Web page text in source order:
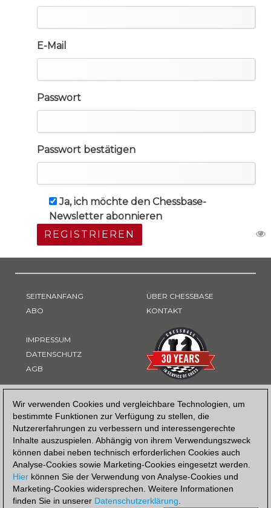
Wir verwenden Cookies und vergleichbare Technologien, um
bestimmte Funktionen zur Verfügung zu stellen, die
Nutzererfahrungen zu verbessern und interessengerechte
Inhalte auszuspielen. Abhängig von ihrem Verwendungszweck
können dabei neben technisch erforderlichen Cookies auch
Analyse-Cookies sowie Marketing-Cookies eingesetzt werden.
Hier können Sie der Verwendung von Analyse-Cookies und
Marketing-Cookies widersprechen. Weitere Informationen
finden Sie in unserer Datenschutzerklärung.
E-Mail
Passwort
Passwort bestätigen
Ja, ich möchte den Chessbase-
Newsletter abonnieren
REGISTRIEREN
SEITENANFANG
ABO
IMPRESSUM
DATENSCHUTZ
AGB
ÜBER CHESSBASE
KONTAKT
ZAHLUNGSART